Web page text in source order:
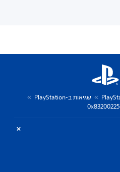
שגיאות ב-PlayStation
0x83200225